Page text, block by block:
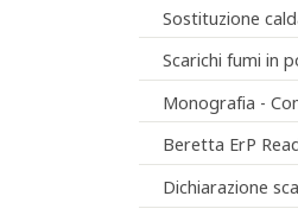
Sostituzione
Scarichi fumi in
Monografia -
Beretta ErP
Dichiarazione